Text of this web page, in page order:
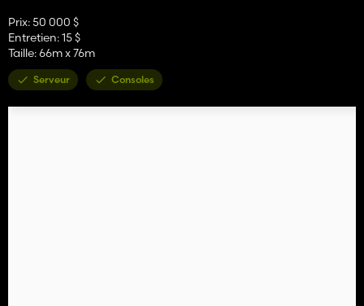
Prix: 50 000 $
Entretien: 15 $
Taille: 66m x 76m
Serveur Consoles